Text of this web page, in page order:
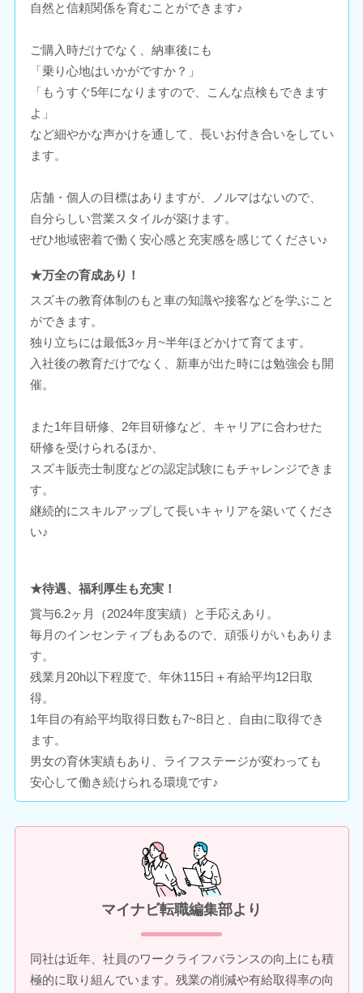
自然と信頼関係を育むことができます♪
ご購入時だけでなく、納車後にも
「乗り心地はいかがですか？」
「もうすぐ5年になりますので、こんな点検もできます
よ」
など細やかな声かけを通して、長いお付き合いをしてい
ます。
店舗・個人の目標はありますが、ノルマはないので、
自分らしい営業スタイルが築けます。
ぜひ地域密着で働く安心感と充実感を感じてください♪
★万全の育成あり！
スズキの教育体制のもと車の知識や接客などを学ぶこと
ができます。
独り立ちには最低3ヶ月~半年ほどかけて育てます。
入社後の教育だけでなく、新車が出た時には勉強会も開
催。
また1年目研修、2年目研修など、キャリアに合わせた
研修を受けられるほか、
スズキ販売士制度などの認定試験にもチャレンジできま
す。
継続的にスキルアップして長いキャリアを築いてくださ
い♪
★待遇、福利厚生も充実！
賞与6.2ヶ月（2024年度実績）と手応えあり。
毎月のインセンティブもあるので、頑張りがいもありま
す。
残業月20h以下程度で、年休115日＋有給平均12日取
得。
1年目の有給平均取得日数も7~8日と、自由に取得でき
ます。
男女の育休実績もあり、ライフステージが変わっても
安心して働き続けられる環境です♪
マイナビ転職編集部より
同社は近年、社員のワークライフバランスの向上にも積
極的に取り組んでいます。残業の削減や有給取得率の向